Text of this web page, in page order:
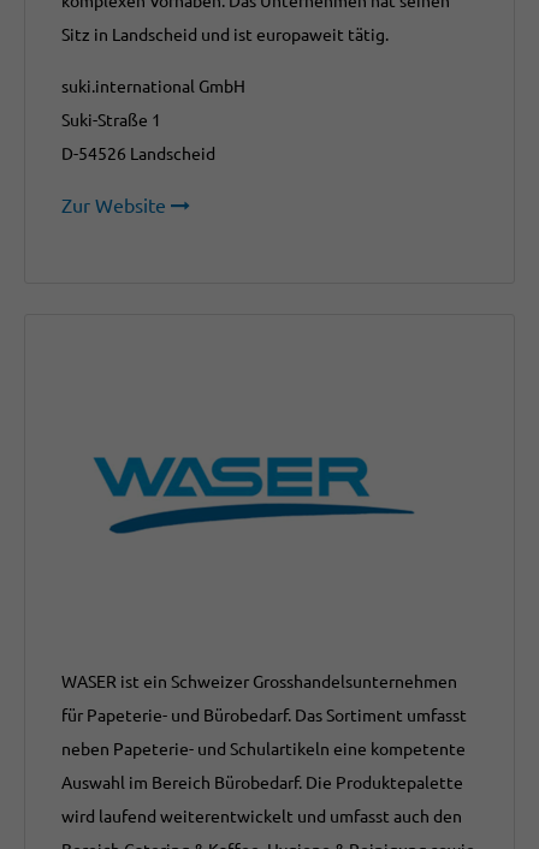
Sitz in Landscheid und ist europaweit tätig.
suki.international GmbH
Suki-Straße 1
D-54526 Landscheid
Zur Website
WASER ist ein Schweizer Grosshandelsunternehmen
für Papeterie- und Bürobedarf. Das Sortiment umfasst
neben Papeterie- und Schulartikeln eine kompetente
Auswahl im Bereich Bürobedarf. Die Produktepalette
wird laufend weiterentwickelt und umfasst auch den